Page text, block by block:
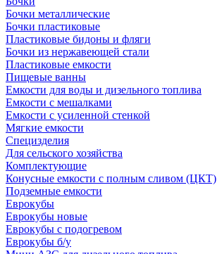
Бочки металлические
Бочки пластиковые
Пластиковые бидоны и фляги
Бочки из нержавеющей стали
Пластиковые емкости
Пищевые ванны
Емкости для воды и дизельного топлива
Емкости с мешалками
Емкости с усиленной стенкой
Мягкие емкости
Специзделия
Для сельского хозяйства
Комплектующие
Конусные емкости с полным сливом (ЦКТ)
Подземные емкости
Еврокубы
Еврокубы новые
Еврокубы с подогревом
Еврокубы б/у